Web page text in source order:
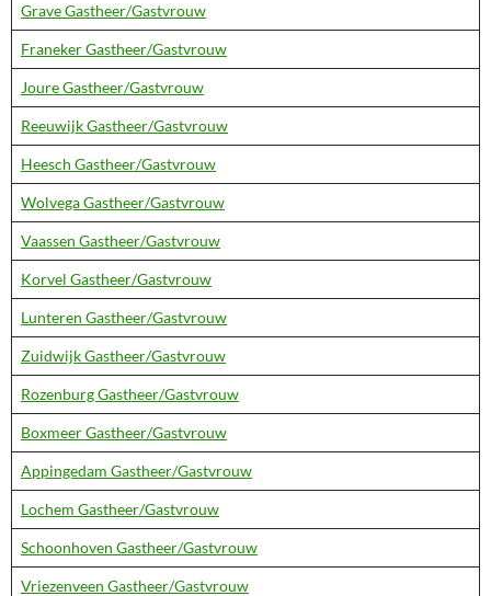
Grave Gastheer/Gastvrouw
Franeker Gastheer/Gastvrouw
Joure Gastheer/Gastvrouw
Reeuwijk Gastheer/Gastvrouw
Heesch Gastheer/Gastvrouw
Wolvega Gastheer/Gastvrouw
Vaassen Gastheer/Gastvrouw
Korvel Gastheer/Gastvrouw
Lunteren Gastheer/Gastvrouw
Zuidwijk Gastheer/Gastvrouw
Rozenburg Gastheer/Gastvrouw
Boxmeer Gastheer/Gastvrouw
Appingedam Gastheer/Gastvrouw
Lochem Gastheer/Gastvrouw
Schoonhoven Gastheer/Gastvrouw
Vriezenveen Gastheer/Gastvrouw